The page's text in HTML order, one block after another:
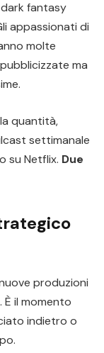
fantasy
appassionati di
molte
ma
quantità,
settimanale
su Netflix. Due
produzioni
È il momento
indietro o